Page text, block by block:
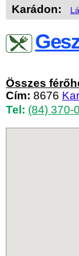
Karádon:
Összes
Cím: 8676
Tel: (84) 370-